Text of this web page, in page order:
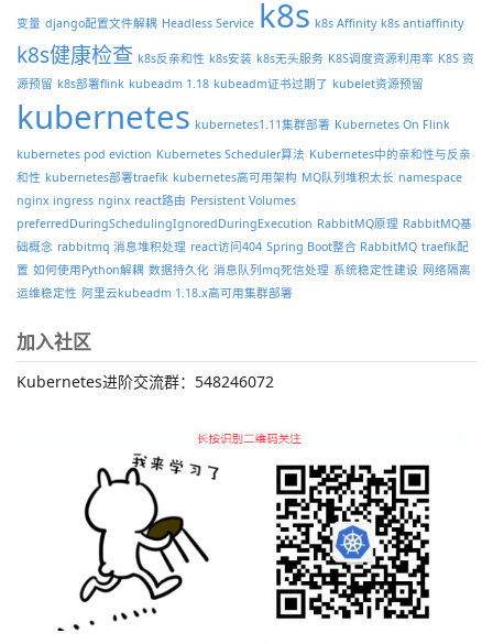
变量 django配置文件解耦 Headless Service k8s k8s Affinity k8s antiaffinity
k8s健康检查 k8s反亲和性 k8s安装 k8s无头服务 K8S调度资源利用率 K8S 资
源预留 k8s部署flink kubeadm 1.18 kubeadm证书过期了 kubelet资源预留
kubernetes kubernetes1.11集群部署 Kubernetes On Flink
kubernetes pod eviction Kubernetes Scheduler算法 Kubernetes中的亲和性与反亲
和性 kubernetes部署traefik kubernetes高可用架构 MQ队列堆积太长 namespace
nginx ingress nginx react路由 Persistent Volumes
preferredDuringSchedulingIgnoredDuringExecution RabbitMQ原理 RabbitMQ基
础概念 rabbitmq 消息堆积处理 react访问404 Spring Boot整合 RabbitMQ traefik配
置 如何使用Python解耦 数据持久化 消息队列mq死信处理 系统稳定性建设 网络隔离
运维稳定性 阿里云kubeadm 1.18.x高可用集群部署
加入社区
Kubernetes进阶交流群：548246072